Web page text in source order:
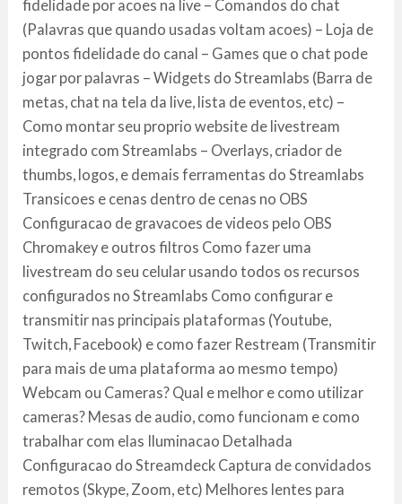
fidelidade por acoes na live – Comandos do chat
(Palavras que quando usadas voltam acoes) – Loja de
pontos fidelidade do canal – Games que o chat pode
jogar por palavras – Widgets do Streamlabs (Barra de
metas, chat na tela da live, lista de eventos, etc) –
Como montar seu proprio website de livestream
integrado com Streamlabs – Overlays, criador de
thumbs, logos, e demais ferramentas do Streamlabs
Transicoes e cenas dentro de cenas no OBS
Configuracao de gravacoes de videos pelo OBS
Chromakey e outros filtros Como fazer uma
livestream do seu celular usando todos os recursos
configurados no Streamlabs Como configurar e
transmitir nas principais plataformas (Youtube,
Twitch, Facebook) e como fazer Restream (Transmitir
para mais de uma plataforma ao mesmo tempo)
Webcam ou Cameras? Qual e melhor e como utilizar
cameras? Mesas de audio, como funcionam e como
trabalhar com elas Iluminacao Detalhada
Configuracao do Streamdeck Captura de convidados
remotos (Skype, Zoom, etc) Melhores lentes para